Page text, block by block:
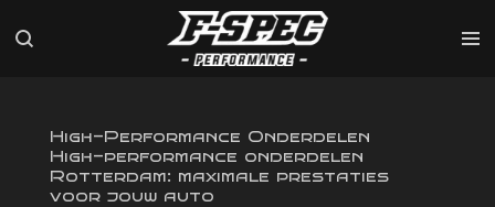
direct
High-Performance Onderdelen
High-performance onderdelen
Rotterdam: maximale prestaties
voor jouw auto